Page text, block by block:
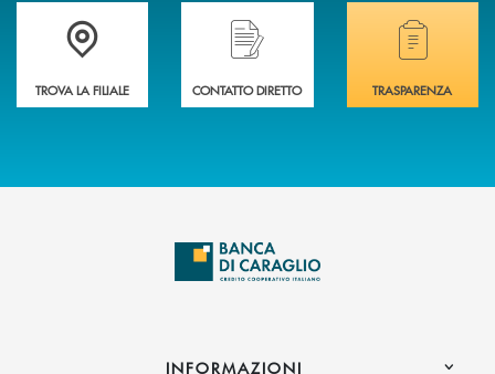
Accedi all' elenco completo delle filiali di Banca di Caraglio.
TROVA LA FILIALE
Hai bisogno di assistenza immediata?
CONTATTO DIRETTO
Hai bisogno di
TRASPARENZA
INFORMAZIONI